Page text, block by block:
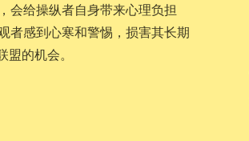
会给操纵者自身带来心理负担
者感到心寒和警惕，损害其长期
的机会。